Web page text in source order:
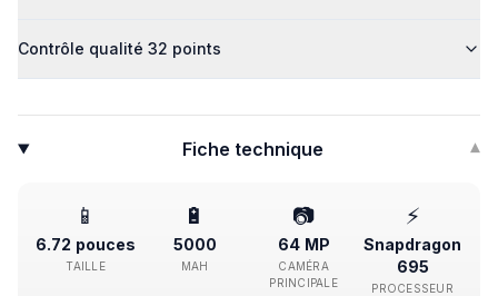
Contrôle qualité 32 points
Fiche technique ▾
📱
6.72 pouces
TAILLE
🔋
5000
MAH
📷
64 MP
CAMÉRA
PRINCIPALE
⚡
Snapdragon
695
PROCESSEUR